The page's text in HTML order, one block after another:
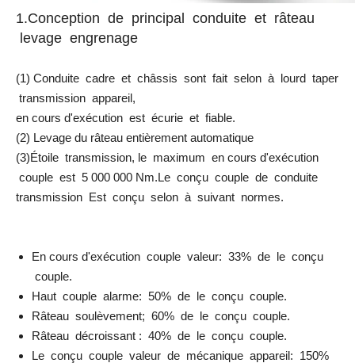
1.Conception de principal conduite et râteau
levage engrenage
(1) Conduite cadre et châssis sont fait selon à lourd taper
transmission appareil,
en cours d'exécution est écurie et fiable.
(2) Levage du râteau entièrement automatique
(3)Étoile transmission, le maximum en cours d'exécution
couple est 5 000 000 Nm.Le conçu couple de conduite
transmission Est conçu selon à suivant normes.
En cours d'exécution couple valeur: 33% de le conçu
couple.
Haut couple alarme: 50% de le conçu couple.
Râteau soulèvement; 60% de le conçu couple.
Râteau décroissant : 40% de le conçu couple.
Le conçu couple valeur de mécanique appareil: 150%